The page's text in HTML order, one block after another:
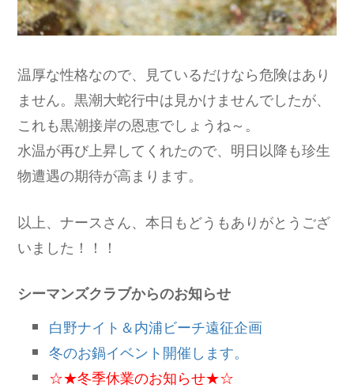
温厚な性格なので、見ているだけなら危険はあり
ません。黒潮大蛇行中は見かけませんでしたが、
これも黒潮接岸の恩恵でしょうね～。
水温が再び上昇してくれたので、明日以降も珍生
物遭遇の期待が高まります。
以上、ナースさん、本日もどうもありがとうござ
いました！！！
シーマンズクラブからのお知らせ
白野ナイト＆内浦ビーチ遠征企画
冬のお鍋イベント開催します。
☆★冬季休業のお知らせ★☆